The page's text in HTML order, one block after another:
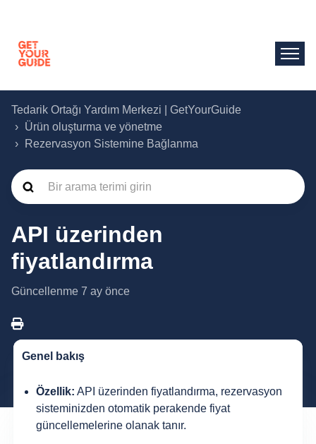
Tedarik Ortağı Yardım Merkezi | GetYourGuide
Ürün oluşturma ve yönetme
Rezervasyon Sistemine Bağlanma
API üzerinden
fiyatlandırma
Güncellenme 7 ay önce
Genel bakış
Özellik: API üzerinden fiyatlandırma, rezervasyon
sisteminizden otomatik perakende fiyat
güncellemelerine olanak tanır.